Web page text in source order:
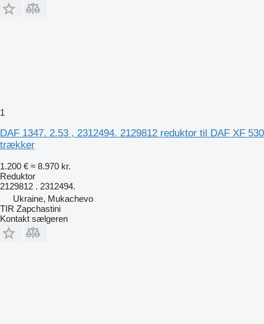
1
DAF 1347. 2.53 , 2312494. 2129812 reduktor til DAF XF 530
trækker
1.200 € ≈ 8.970 kr.
Reduktor
2129812 . 2312494.
Ukraine, Mukachevo
TIR Zapchastini
Kontakt sælgeren